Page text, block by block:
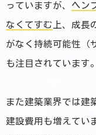
っていますが、 ヘン
なくてすむ 上、成
がなく持続可能性（
も注目されています。
また建築業界では建
建設費用も増えてい